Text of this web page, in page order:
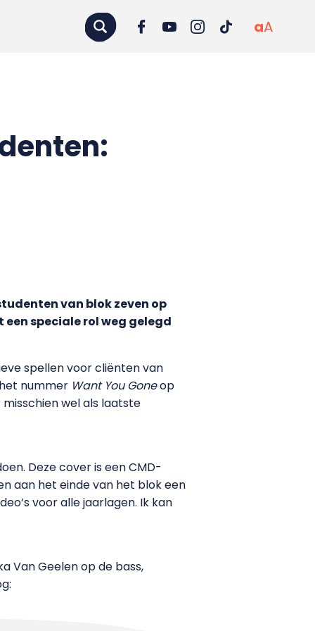
aA
van blok zeven op
speciale rol weg gelegd
spellen voor cliënten van
nummer Want You Goneop
wel als laatste
Deze cover is een CMD-
aan het einde van het blok een
voor alle jaarlagen. Ik kan
Van Geelen op de bass,